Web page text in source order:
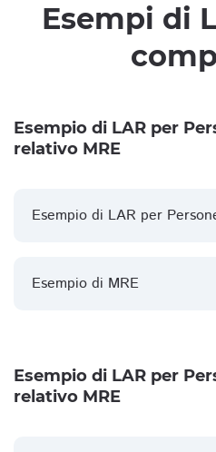
Esempi di
Esempio di LAR per
relativo MRE
Esempio di LAR per
Esempio di MRE
Esempio di LAR per
relativo MRE